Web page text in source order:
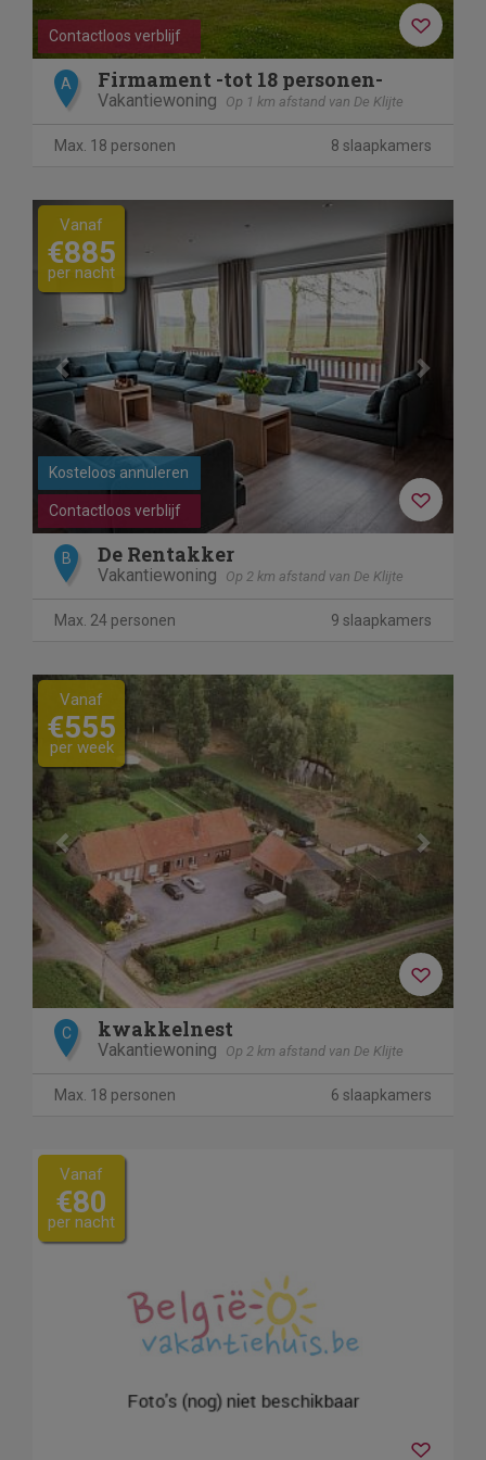
Contactloos verblijf
A Firmament -tot 18 personen-
Vakantiewoning Op 1 km afstand van De Klijte
Max. 18 personen 8 slaapkamers
Previous
Contactloos verblijf
Kosteloos annuleren
Vanaf
€885
per nacht
B De Rentakker
Vakantiewoning Op 2 km afstand van De Klijte
Max. 24 personen 9 slaapkamers
Previous
Vanaf
€555
per week
C kwakkelnest
Vakantiewoning Op 2 km afstand van De Klijte
Max. 18 personen 6 slaapkamers
Vanaf
€80
per nacht